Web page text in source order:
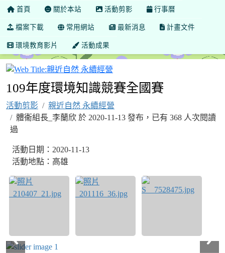
首頁 關於本站 活動剪影 行事曆
檔案下載 常用網站 最新消息 計畫文件
環境教育影片 活動成果
109年度環境知識競賽全國賽
活動剪影
親近自然 永續經營
體衞組長_李蘭欣 於 2020-11-13 發布，已有 368 人次閱讀
過
活動日期：2020-11-13
活動地點：高雄